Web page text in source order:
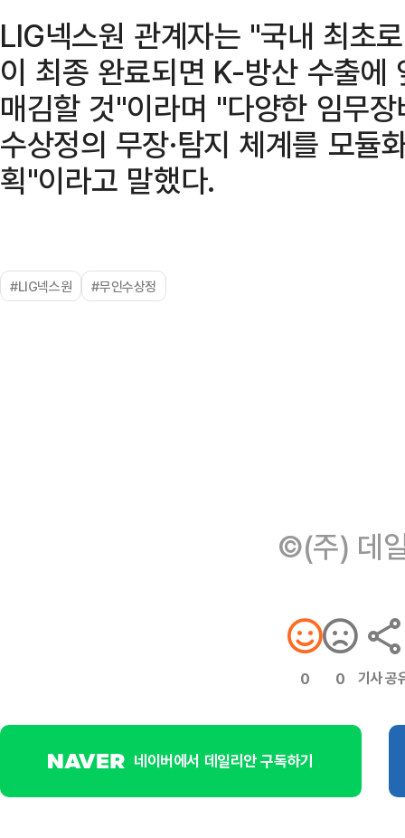
LIG넥스원 관계자는 "국내 최초
이 최종 완료되면 K-방산 수출에
매김할 것"이라며 "다양한 임무
수상정의 무장·탐지 체계를 모듈
획"이라고 말했다.
#LIG넥스원 #무인수상정
©(주) 데
0 0 기사 공
네이버에서 데일리안 구독하기